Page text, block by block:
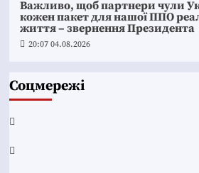
Важливо, щоб партнери чули
кожен пакет для нашої ППО
життя – звернення Президента
20:07 04.08.2026
Соцмережі
Facebook
YouTube